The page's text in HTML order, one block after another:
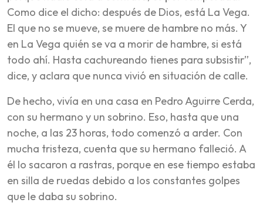
Como dice el dicho: después de Dios, está La Vega.
El que no se mueve, se muere de hambre no más. Y
en La Vega quién se va a morir de hambre, si está
todo ahí. Hasta cachureando tienes para subsistir”,
dice, y aclara que nunca vivió en situación de calle.
De hecho, vivía en una casa en Pedro Aguirre Cerda,
con su hermano y un sobrino. Eso, hasta que una
noche, a las 23 horas, todo comenzó a arder. Con
mucha tristeza, cuenta que su hermano falleció. A
él lo sacaron a rastras, porque en ese tiempo estaba
en silla de ruedas debido a los constantes golpes
que le daba su sobrino.